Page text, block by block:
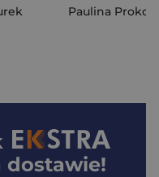
Paulina Prokop
dostawie!